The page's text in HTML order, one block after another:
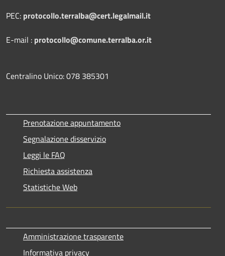
PEC: protocollo.terralba@cert.legalmail.it
E-mail : protocollo@comune.terralba.or.it
Centralino Unico: 078 385301
Prenotazione appuntamento
Segnalazione disservizio
Leggi le FAQ
Richiesta assistenza
Statistiche Web
Amministrazione trasparente
Informativa privacy